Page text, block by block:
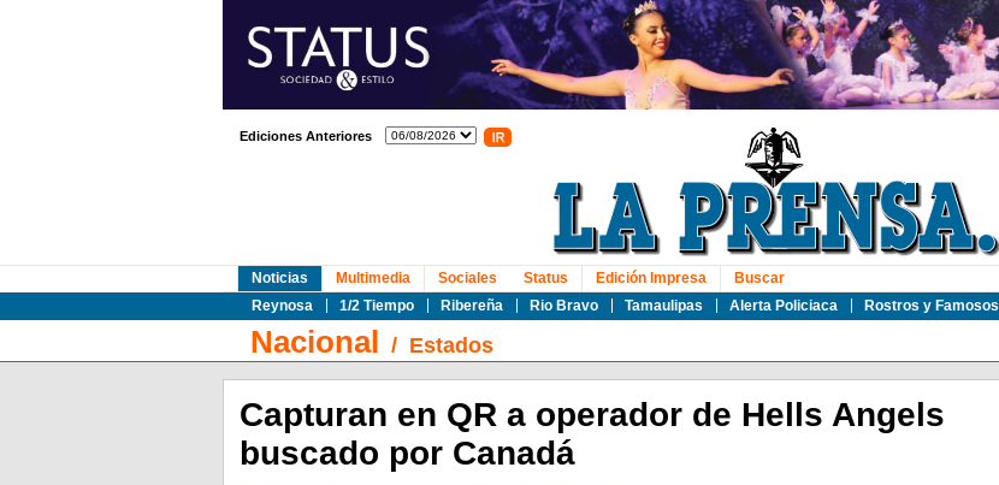
Ediciones Anteriores
Noticias
Reynosa
1/2 Tiempo Ribereña Rio Bravo Tamaulipas Alerta Policiaca Rostros y Famosos
Multimedia Sociales Status Edición Impresa Buscar
Nacional / Estados
Capturan en QR a operador de Hells Angels
buscado por Canadá